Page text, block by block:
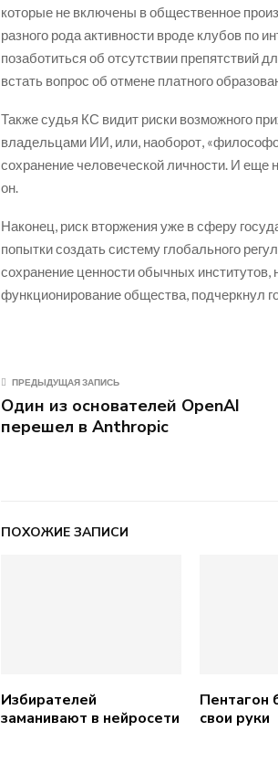
которые не включены в общественное
разного рода активности вроде клубов по
позаботиться об отсутствии препятствий
встать вопрос об отмене платного
Также судья КС видит риски возможного
владельцами ИИ, или, наоборот,
сохранение человеческой личности. И еще
он.
Наконец, риск вторжения уже в сферу
попытки создать систему глобального
сохранение ценности обычных
функционирование общества, подчеркнул
ПРЕДЫДУЩАЯ ЗАПИСЬ
Один из основателей OpenAI
перешел в Anthropic
ПОХОЖИЕ ЗАПИСИ
Избирателей
заманивают в нейросети
Пентагон
свои руки